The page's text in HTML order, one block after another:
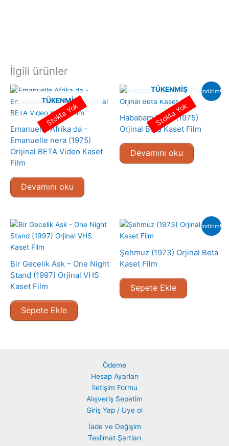
İlgili ürünler
TÜKENMIŞ
Emanuelle Afrika da –
Emanuelle nera (1975)
Orijinal BETA Video Kaset
Film
Devamını oku
Stokta Yok
indirim!
TÜKENMIŞ
Hababam Sınıfı (1975)
Orjinal Beta Kaset Film
Devamını oku
Stokta Yok
Bir Gecelik Ask – One Night
Stand (1997) Orjinal VHS
Kaset Film
Sepete Ekle
indirim!
Şehmuz (1973) Orjinal Beta
Kaset Film
Sepete Ekle
Ödeme
Hesap Ayarları
İletişim Formu
Alışveriş Sepetim
Giriş Yap / Uye ol
İade ve Değişim
Teslimat Şartları